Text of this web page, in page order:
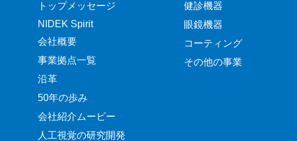
トップメッセージ
NIDEK Spirit
会社概要
事業拠点一覧
沿革
50年の歩み
会社紹介ムービー
人工視覚の研究開発
健診機器
眼鏡機器
コーティング
その他の事業